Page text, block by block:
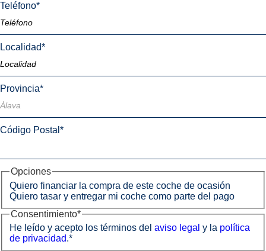
Teléfono*
Localidad*
Provincia*
Código Postal *
Opciones
Quiero financiar la compra de este coche de ocasión
Quiero tasar y entregar mi coche como parte del pago
Consentimiento*
He leído y acepto los términos del aviso legal y la política
de privacidad.*